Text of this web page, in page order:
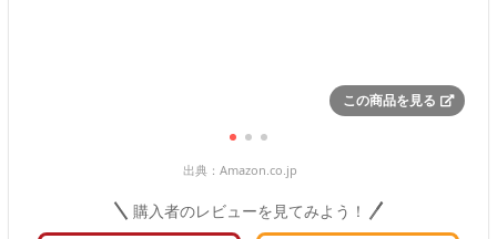
この商品を見る
出典： Amazon.co.jp
購入者のレビューを見てみよう！